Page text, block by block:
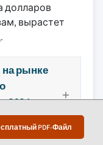
PDF-Файл
долларов
вырастет
на рынке
2024